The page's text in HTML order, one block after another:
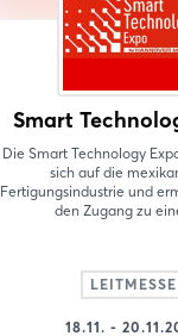
Smart
Die Smart Technology
sich auf die
Fertigungsindustrie und
den Zugang zu
LEITMESSE
18.11. -